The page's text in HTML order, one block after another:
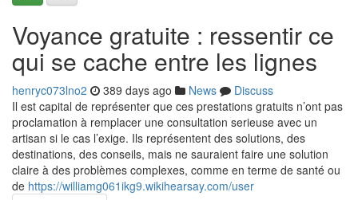
Voyance gratuite : ressentir ce
qui se cache entre les lignes
henryc073lno2 389 days ago News
Discuss
Il est capital de représenter que ces prestations gratuits n’ont pas
proclamation à remplacer une consultation serieuse avec un
artisan si le cas l’exige. Ils représentent des solutions, des
destinations, des conseils, mais ne sauraient faire une solution
claire à des problèmes complexes, comme en terme de santé ou
de https://williamg061ikg9.wikihearsay.com/user